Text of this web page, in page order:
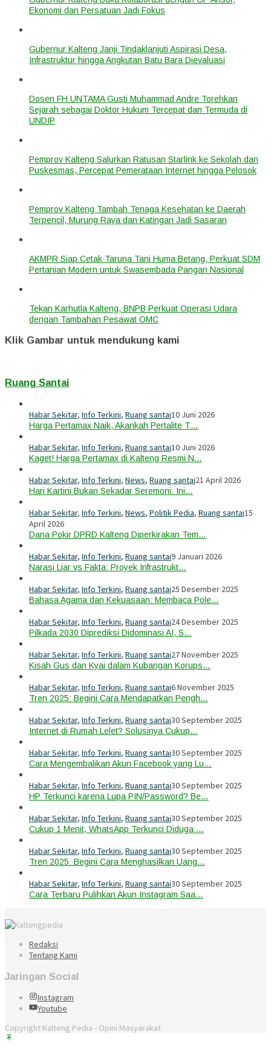
Ekonomi dan Persatuan Jadi Fokus
Gubernur Kalteng Janji Tindaklanjuti Aspirasi Desa,
Infrastruktur hingga Angkutan Batu Bara Dievaluasi
Dosen FH UNTAMA Gusti Muhammad Andre Torehkan
Sejarah sebagai Doktor Hukum Tercepat dan Termuda di
UNDIP
Pemprov Kalteng Salurkan Ratusan Starlink ke Sekolah dan
Puskesmas, Percepat Pemerataan Internet hingga Pelosok
Pemprov Kalteng Tambah Tenaga Kesehatan ke Daerah
Terpencil, Murung Raya dan Katingan Jadi Sasaran
AKMPR Siap Cetak Taruna Tani Huma Betang, Perkuat SDM
Pertanian Modern untuk Swasembada Pangan Nasional
Tekan Karhutla Kalteng, BNPB Perkuat Operasi Udara
dengan Tambahan Pesawat OMC
Klik Gambar untuk mendukung kami
Ruang Santai
Habar Sekitar, Info Terkini, Ruang santai10 Juni 2026
Harga Pertamax Naik, Akankah Pertalite T…
Habar Sekitar, Info Terkini, Ruang santai10 Juni 2026
Kaget! Harga Pertamax di Kalteng Resmi N…
Habar Sekitar, Info Terkini, News, Ruang santai21 April 2026
Hari Kartini Bukan Sekadar Seremoni: Ini…
Habar Sekitar, Info Terkini, News, Politik Pedia, Ruang santai15
April 2026
Dana Pokir DPRD Kalteng Diperkirakan Tem…
Habar Sekitar, Info Terkini, Ruang santai9 Januari 2026
Narasi Liar vs Fakta: Proyek Infrastrukt…
Habar Sekitar, Info Terkini, Ruang santai25 Desember 2025
Bahasa Agama dan Kekuasaan: Membaca Pole…
Habar Sekitar, Info Terkini, Ruang santai24 Desember 2025
Pilkada 2030 Diprediksi Didominasi AI, S…
Habar Sekitar, Info Terkini, Ruang santai27 November 2025
Kisah Gus dan Kyai dalam Kubangan Korups…
Habar Sekitar, Info Terkini, Ruang santai6 November 2025
Tren 2025: Begini Cara Mendapatkan Pengh…
Habar Sekitar, Info Terkini, Ruang santai30 September 2025
Internet di Rumah Lelet? Solusinya Cukup…
Habar Sekitar, Info Terkini, Ruang santai30 September 2025
Cara Mengembalikan Akun Facebook yang Lu…
Habar Sekitar, Info Terkini, Ruang santai30 September 2025
HP Terkunci karena Lupa PIN/Password? Be…
Habar Sekitar, Info Terkini, Ruang santai30 September 2025
Cukup 1 Menit, WhatsApp Terkunci Diduga …
Habar Sekitar, Info Terkini, Ruang santai30 September 2025
Tren 2025: Begini Cara Menghasilkan Uang…
Habar Sekitar, Info Terkini, Ruang santai30 September 2025
Cara Terbaru Pulihkan Akun Instagram Saa…
Redaksi
Tentang Kami
Jaringan Social
Instagram
Youtube
Copyright Kalteng Pedia - Opini Masyarakat